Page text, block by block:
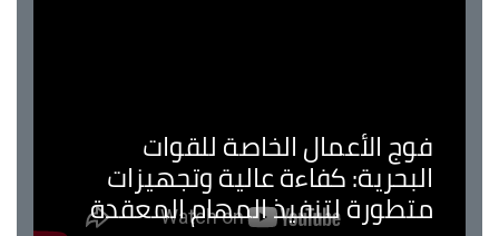
فوج الأعمال الخاصة للقوات
البحرية: كفاءة عالية وتجهيزات
متطورة لتنفيذ المهام المعقدة